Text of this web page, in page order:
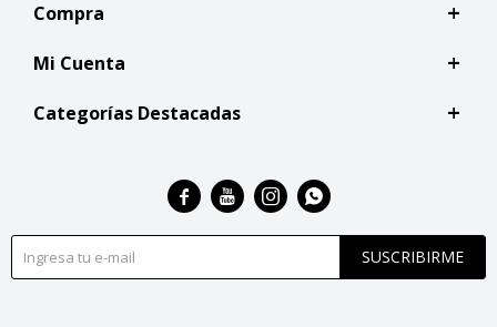
Compra
Mi Cuenta
Categorías Destacadas
SUSCRIBIRME
   